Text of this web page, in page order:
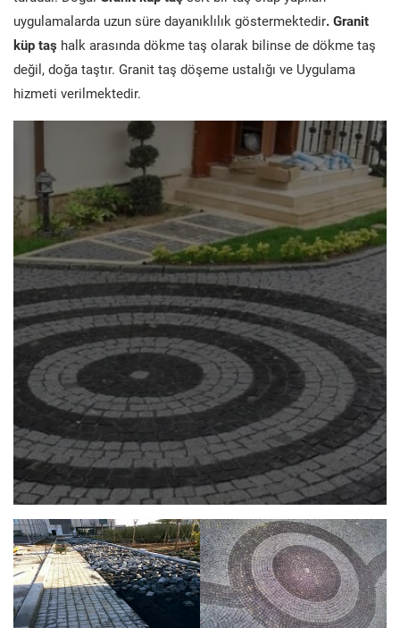
uygulamalarda uzun süre dayanıklılık göstermektedir. Granit
küp taş halk arasında dökme taş olarak bilinse de dökme taş
değil, doğa taştır. Granit taş döşeme ustalığı ve Uygulama
hizmeti verilmektedir.